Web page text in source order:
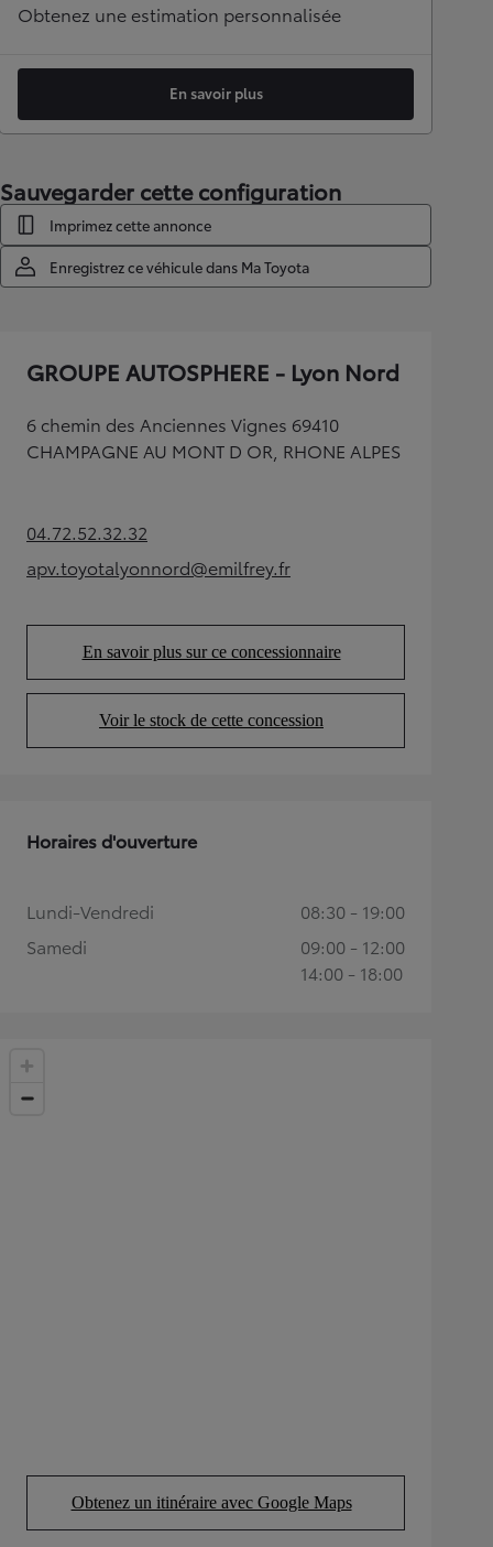
Obtenez une estimation personnalisée
En savoir plus
Sauvegarder cette configuration
Imprimez cette annonce
Enregistrez ce véhicule dans Ma Toyota
GROUPE AUTOSPHERE - Lyon Nord
6 chemin des Anciennes Vignes 69410
CHAMPAGNE AU MONT D OR, RHONE ALPES
04.72.52.32.32(Opens in new tab)
apv.toyotalyonnord@emilfrey.fr
(Opens in new tab)
En savoir plus sur ce concessionnaire
(Opens in new tab)
Voir le stock de cette concession
(Opens in new tab)
Obtenez un itinéraire avec Google Maps
(Opens in new tab)
Horaires d'ouverture
Lundi-Vendredi
08:30 - 19:00
Samedi
09:00 - 12:00
14:00 - 18:00